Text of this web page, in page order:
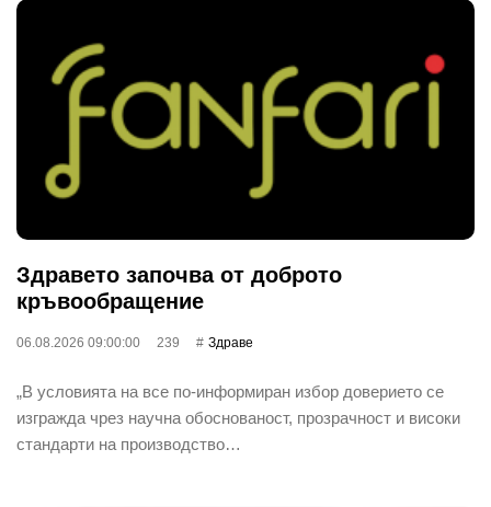
Здравето започва от доброто
кръвообращение
06.08.2026 09:00:00 239 Здраве
„В условията на все по-информиран избор доверието се
изгражда чрез научна обоснованост, прозрачност и високи
стандарти на производство…